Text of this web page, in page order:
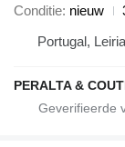
Conditie nieuw
Portugal, Leiria
PERALTA &